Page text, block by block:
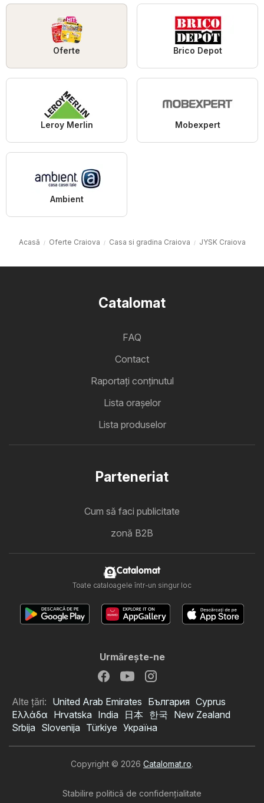
Oferte Brico Depot
Leroy Merlin Mobexpert
Ambient
Acasă Oferte Craiova Casa si gradina Craiova JYSK Craiova
Catalomat
FAQ
Contact
Raportați conținutul
Lista oraşelor
Lista produselor
Parteneriat
Cum să faci publicitate
zonă B2B
Catalomat
Toate cataloagele într-un singur loc
Urmăreşte-ne
Alte țări: United Arab Emirates България Cyprus
Ελλάδα Hrvatska India 日本 한국 New Zealand
Srbija Slovenija Türkiye Україна
Copyright © 2026 Catalomat.ro.
Stabilire politică de confidenţialitate